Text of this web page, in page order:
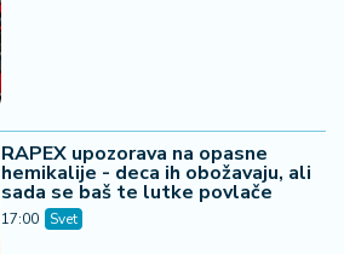
RAPEX upozorava na opasne
hemikalije - deca ih obožavaju, ali
sada se baš te lutke povlače
17:00 Svet